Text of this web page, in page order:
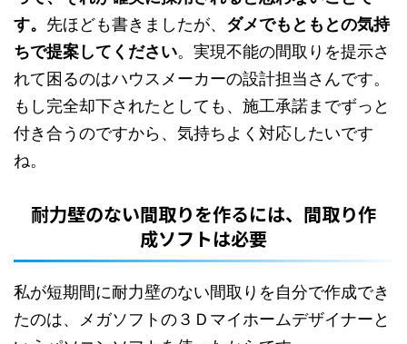
す。 先ほども書きましたが、 ダメでもともとの気持
ちで提案してください。実現不能の間取りを提示さ
れて困るのはハウスメーカーの設計担当さんです。
もし完全却下されたとしても、施工承諾までずっと
付き合うのですから、気持ちよく対応したいです
ね。
耐力壁のない間取りを作るには、間取り作
成ソフトは必要
私が短期間に耐力壁のない間取りを自分で作成でき
たのは、メガソフトの３Ｄマイホームデザイナーと